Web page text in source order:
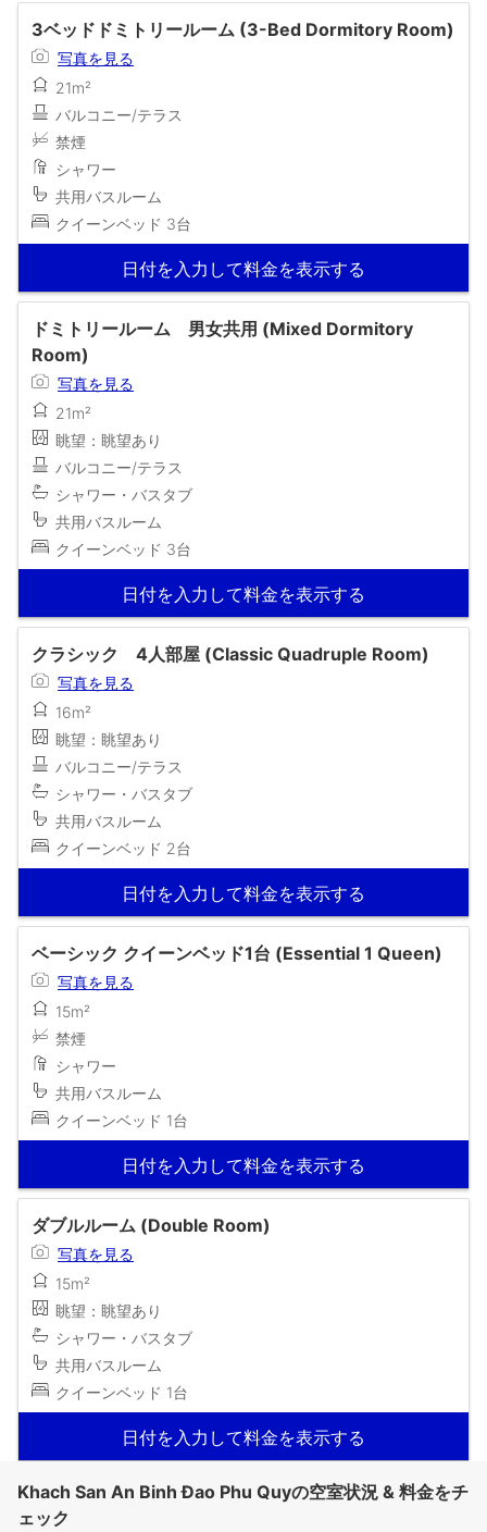
3ベッドドミトリールーム (3-Bed Dormitory Room)
写真を見る
21m²
バルコニー/テラス
禁煙
シャワー
共用バスルーム
クイーンベッド 3台
日付を入力して料金を表示する
ドミトリールーム 男女共用 (Mixed Dormitory
Room)
写真を見る
21m²
眺望：眺望あり
バルコニー/テラス
シャワー・バスタブ
共用バスルーム
クイーンベッド 3台
日付を入力して料金を表示する
クラシック 4人部屋 (Classic Quadruple Room)
写真を見る
16m²
眺望：眺望あり
バルコニー/テラス
シャワー・バスタブ
共用バスルーム
クイーンベッド 2台
日付を入力して料金を表示する
ベーシック クイーンベッド1台 (Essential 1 Queen)
写真を見る
15m²
禁煙
シャワー
共用バスルーム
クイーンベッド 1台
日付を入力して料金を表示する
ダブルルーム (Double Room)
写真を見る
15m²
眺望：眺望あり
シャワー・バスタブ
共用バスルーム
クイーンベッド 1台
日付を入力して料金を表示する
Khach San An Binh Đao Phu Quyの空室状況 & 料金をチ
ェック